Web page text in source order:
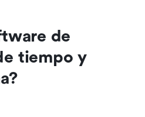
de
tiempo y